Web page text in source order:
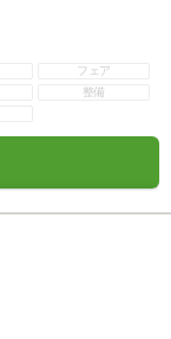
フェア
整備